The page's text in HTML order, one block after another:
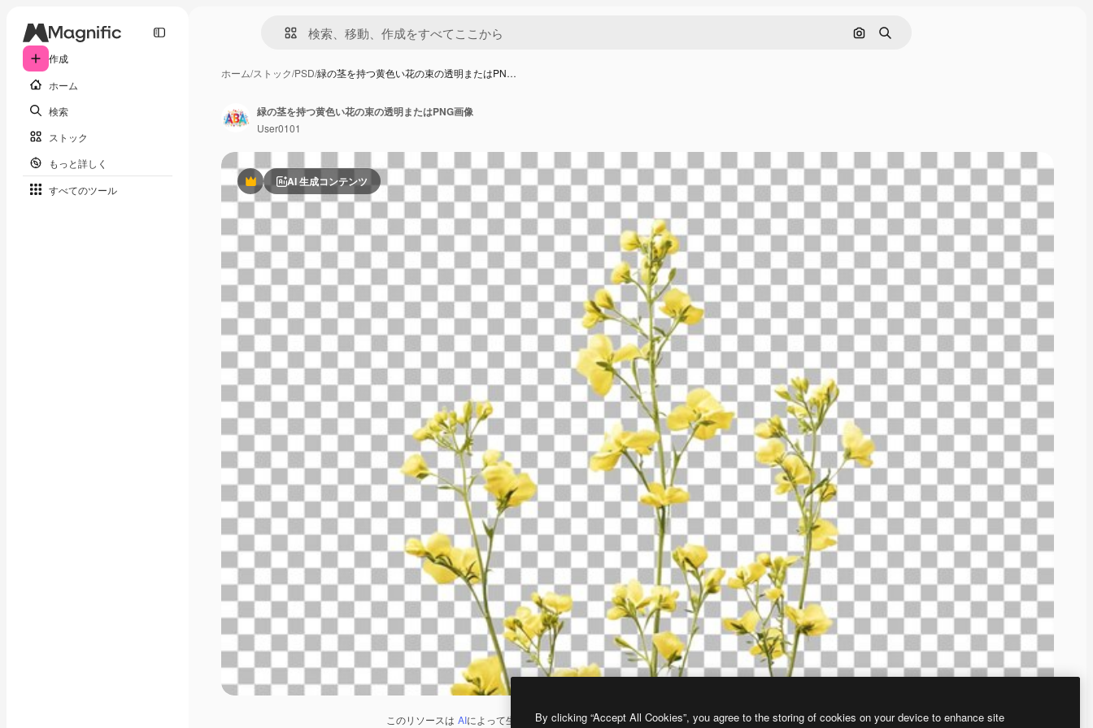
作成
ホーム
検索
ストック
もっと詳しく
すべてのツール
画像で検索
検索
ホーム/ストック/PSD/緑の茎を持つ黄色い花の束の透明またはPN…
PremiumAI 生成コンテンツ
このリソースは AIによって生成されたものです。 AI画像生成ツールを使うと、あなた独自の画像を作成できます。
緑の茎を持つ黄色い花の束の透明またはPNG画像
User0101
By clicking “Accept All Cookies”, you agree to the storing of cookies on your device to enhance site